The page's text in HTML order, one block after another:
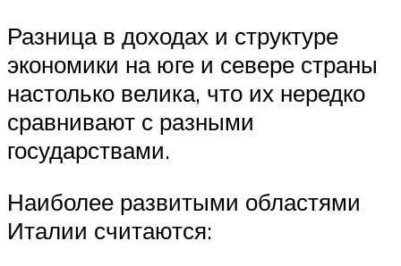
Разница в доходах и структуре
экономики на юге и севере страны
настолько велика, что их нередко
сравнивают с разными
государствами.
Наиболее развитыми областями
Италии считаются: